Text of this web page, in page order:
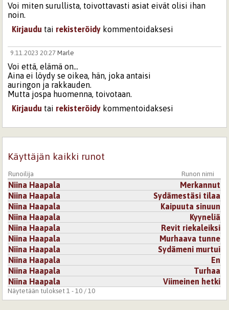
Voi miten surullista, toivottavasti asiat eivät olisi ihan
noin.
Kirjaudu tai rekisteröidy kommentoidaksesi
9.11.2023 20:27 Marle
Voi että, elämä on...
Aina ei löydy se oikea, hän, joka antaisi
auringon ja rakkauden.
Mutta jospa huomenna, toivotaan.
Kirjaudu tai rekisteröidy kommentoidaksesi
Käyttäjän kaikki runot
Runoilija Runon nimi
Niina Haapala
Merkannut
Niina Haapala
Sydämestäsi tilaa
Niina Haapala
Kaipuuta sinuun
Niina Haapala
Kyyneliä
Niina Haapala
Revit riekaleiksi
Niina Haapala
Murhaava tunne
Niina Haapala
Sydämeni murtui
Niina Haapala
En
Niina Haapala
Turhaa
Niina Haapala
Viimeinen hetki
Näytetään tulokset 1 - 10 / 10